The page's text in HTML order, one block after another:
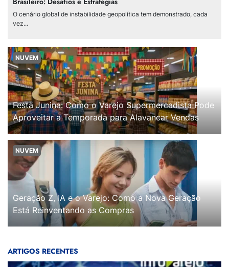
O cenário global de instabilidade geopolítica tem demonstrado, cada
vez...
NUVEM
Festa Junina: Como o Varejo Supermercadista Pode
Aproveitar a Temporada para Alavancar Vendas
NUVEM
Geração Z, IA e o Varejo: Como a Nova Geração
Está Reinventando as Compras
ARTIGOS RECENTES